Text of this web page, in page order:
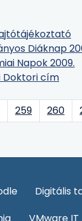
Diáknap
Napok 2009.
Doktori cím
259 260
Digitális
VMware